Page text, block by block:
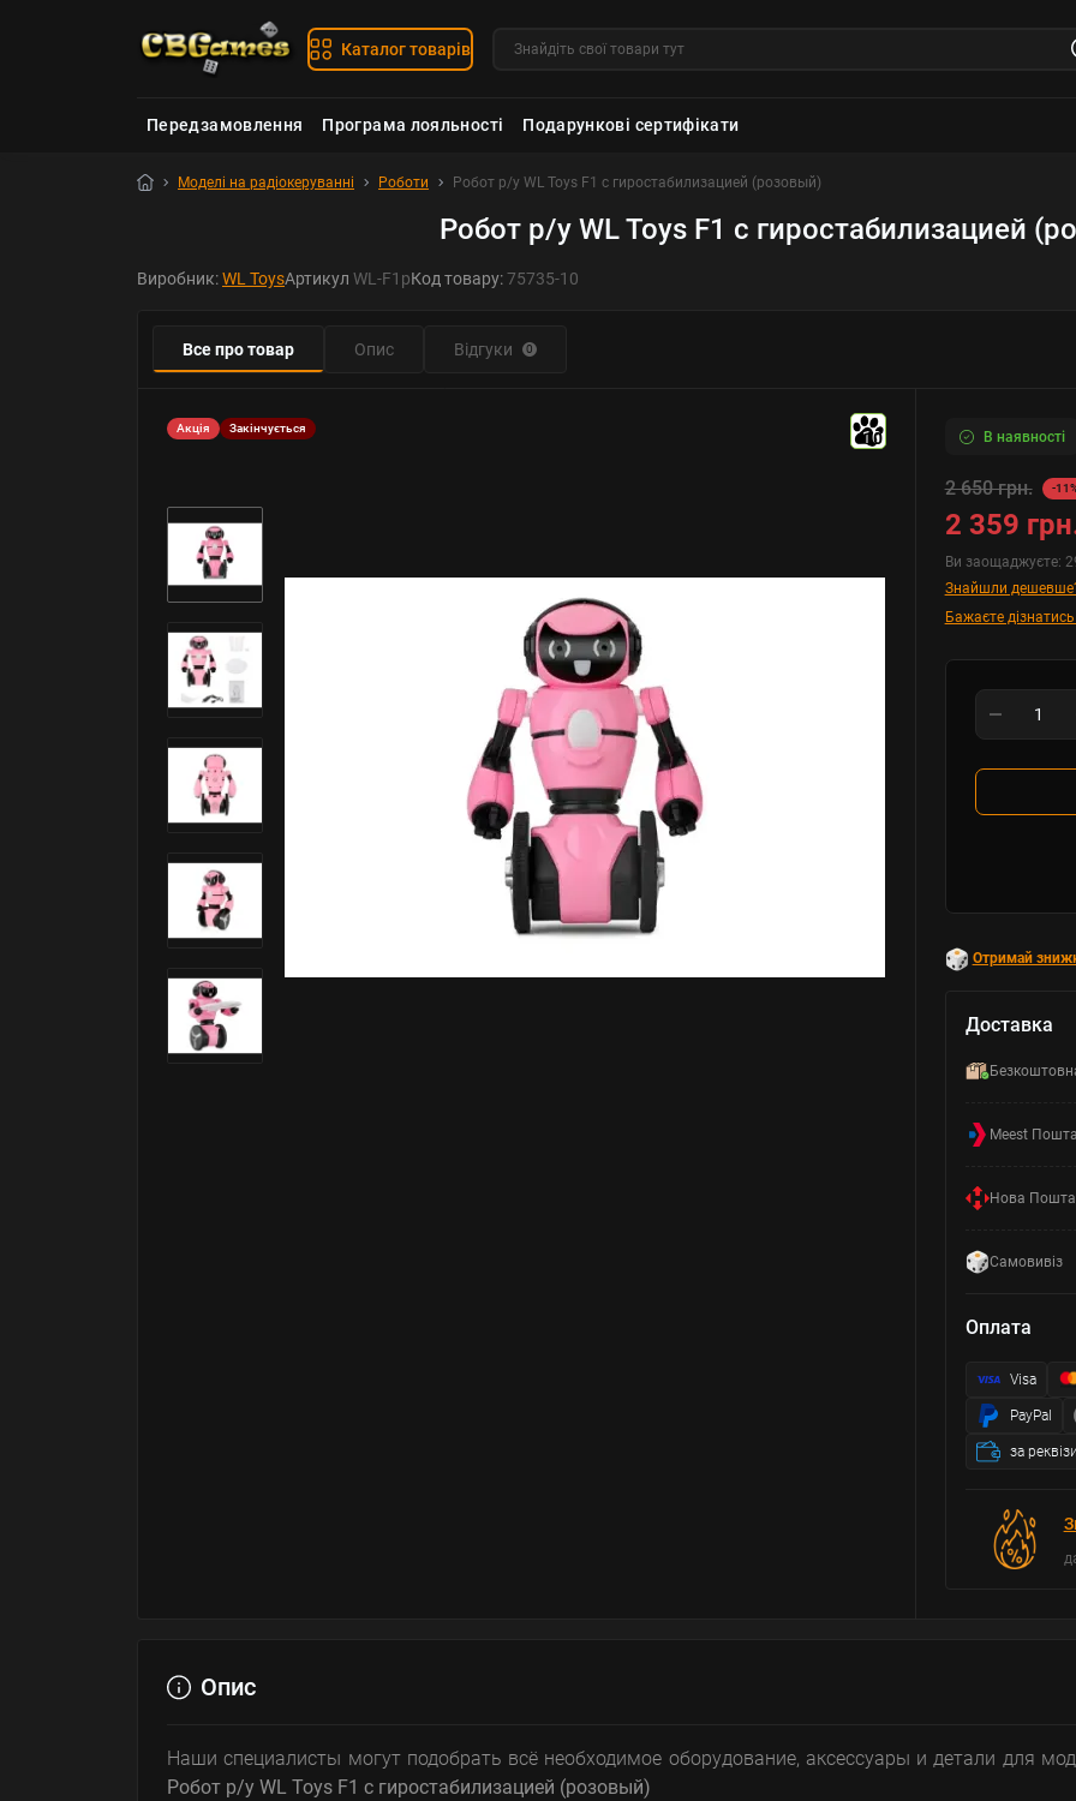
Каталог товарів
Передзамовлення Програма лояльності Подарункові сертифікати
Моделі на радіокеруванні Роботи Робот р/у WL Toys F1 с гиростабилизацией (розовый)
Робот р/у WL Toys F1 с гиростабилизацией
Виробник:WL ToysАртикул WL-F1pКод товару:75735-10
Все про товар Опис Відгуки 0
Акція Закінчується
10 В наявності
2 650 грн. -
2 359
Ви заощаджуєте:
Знайшли
Бажаєте
Отримай
Доставка
Meest Пошта
Нова Пошта
Самовивіз
Оплата
Visa
PayPal
за
Опис
Наши специалисты могут подобрать всё необходимое оборудование, аксессуары и детали для
Робот р/у WL Toys F1 с гиростабилизацией (розовый)